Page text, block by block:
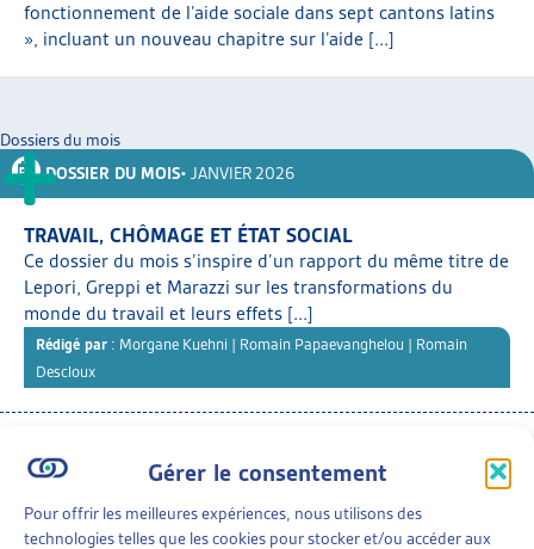
Gérer le consentement
Pour offrir les meilleures expériences, nous utilisons des
technologies telles que les cookies pour stocker et/ou accéder aux
fonctionnement de l’aide sociale dans sept cantons latins
», incluant un nouveau chapitre sur l’aide [...]
Dossiers du mois
DOSSIER DU MOIS• JANVIER 2026
TRAVAIL, CHÔMAGE ET ÉTAT SOCIAL
Ce dossier du mois s’inspire d’un rapport du même titre de
Lepori, Greppi et Marazzi sur les transformations du
monde du travail et leurs effets [...]
Rédigé par : Morgane Kuehni | Romain Papaevanghelou | Romain
Descloux
DOSSIER DU MOIS• DÉCEMBRE 2025